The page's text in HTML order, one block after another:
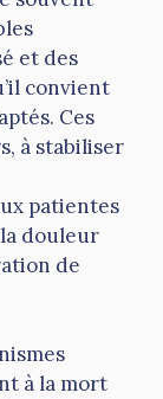
et des
convient
Ces
à stabiliser
patientes
douleur
de
à la mort